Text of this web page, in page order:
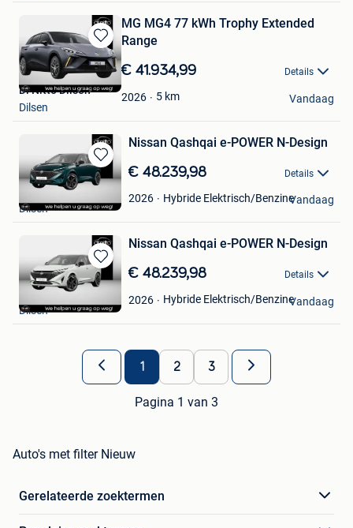
Bewaren
in
Mijn
Favorieten
MG MG4 77 kWh Trophy Extended
Range
€ 41.934,99 Details
2026 5 km
Di Nitto Dilsen
Dilsen
Vandaag
Bewaren
in
Favorieten
Nissan Qashqai e-POWER N-Design
€ 48.239,98 Details
2026 Hybride Elektrisch/Benzine
Di Nitto Dilsen
Dilsen
Vandaag
Bewaren
in
Favorieten
Nissan Qashqai e-POWER N-Design
€ 48.239,98 Details
2026 Hybride Elektrisch/Benzine
Di Nitto Dilsen
Dilsen
Vandaag
1 2 3
Pagina 1 van 3
Auto's met filter Nieuw
Gerelateerde zoektermen